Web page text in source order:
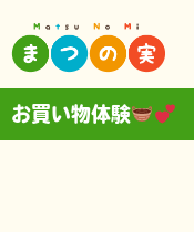
お買い物体験